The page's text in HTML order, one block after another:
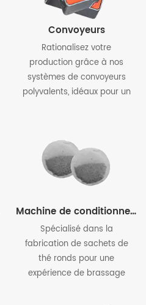
Convoyeurs
Rationalisez votre
production grâce à nos
systèmes de convoyeurs
polyvalents, idéaux pour un
Machine de conditionnement de sachets de thé ronds
Spécialisé dans la
fabrication de sachets de
thé ronds pour une
expérience de brassage